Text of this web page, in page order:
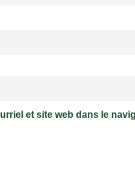
et site web dans le